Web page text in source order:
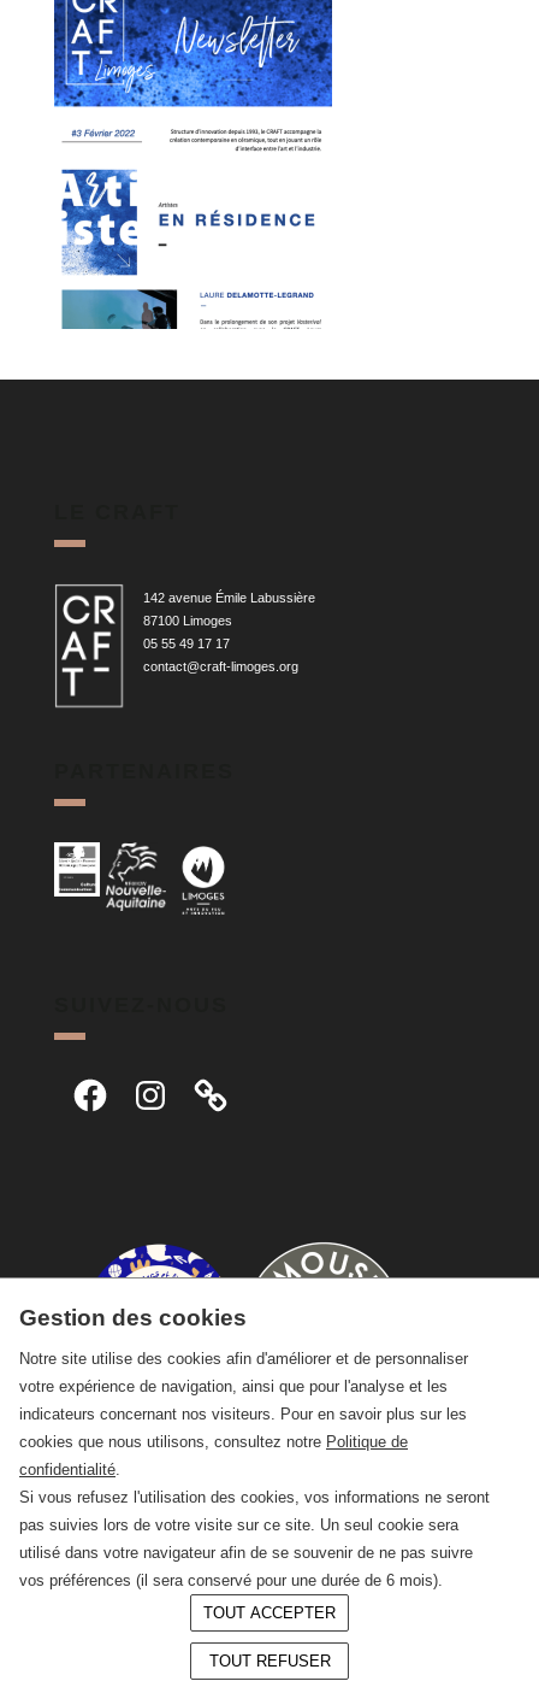
142 avenue Émile Labussière
87100 Limoges
05 55 49 17 17
contact@craft-limoges.org
FacebookInstagram
© 2026 —CRAFT Limoges
Gestion des cookies
Notre site utilise des cookies afin d'améliorer et de personnaliser
votre expérience de navigation, ainsi que pour l'analyse et les
indicateurs concernant nos visiteurs. Pour en savoir plus sur les
cookies que nous utilisons, consultez notre Politique de
confidentialité
Si vous refusez l'utilisation des cookies, vos informations ne seront
pas suivies lors de votre visite sur ce site. Un seul cookie sera
utilisé dans votre navigateur afin de se souvenir de ne pas suivre
vos préférences (il sera conservé pour une durée de 6 mois).
TOUT ACCEPTER
TOUT REFUSER